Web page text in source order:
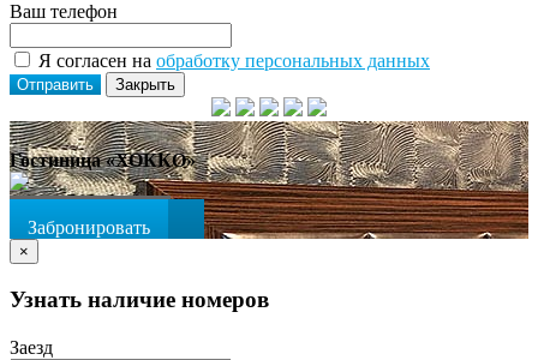
Ваш телефон
Я согласен на обработку персональных данных
Отправить Закрыть
Гостиница «ХОККО»
Посмотреть номера
Забронировать
×
Узнать наличие номеров
Заезд